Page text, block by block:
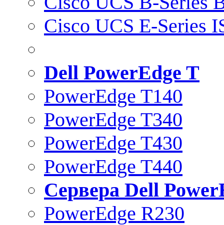
Cisco UCS E-Series
Dell PowerEdge T
PowerEdge T140
PowerEdge T340
PowerEdge T430
PowerEdge T440
Сервера Dell
PowerEdge R230